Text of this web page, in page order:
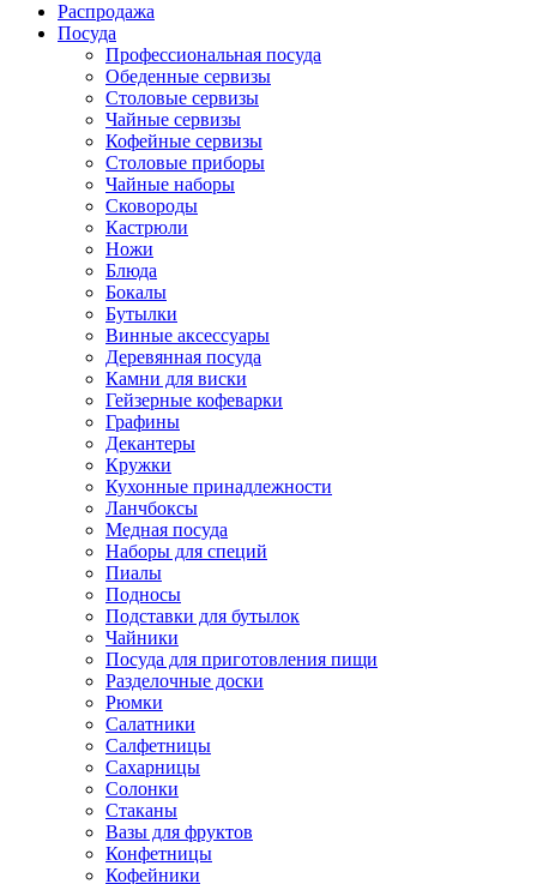
Распродажа
Посуда
Профессиональная посуда
Обеденные сервизы
Столовые сервизы
Чайные сервизы
Кофейные сервизы
Столовые приборы
Чайные наборы
Сковороды
Кастрюли
Ножи
Блюда
Бокалы
Бутылки
Винные аксессуары
Деревянная посуда
Камни для виски
Гейзерные кофеварки
Графины
Декантеры
Кружки
Кухонные принадлежности
Ланчбоксы
Медная посуда
Наборы для специй
Пиалы
Подносы
Подставки для бутылок
Чайники
Посуда для приготовления пищи
Разделочные доски
Рюмки
Салатники
Салфетницы
Сахарницы
Солонки
Стаканы
Вазы для фруктов
Конфетницы
Кофейники